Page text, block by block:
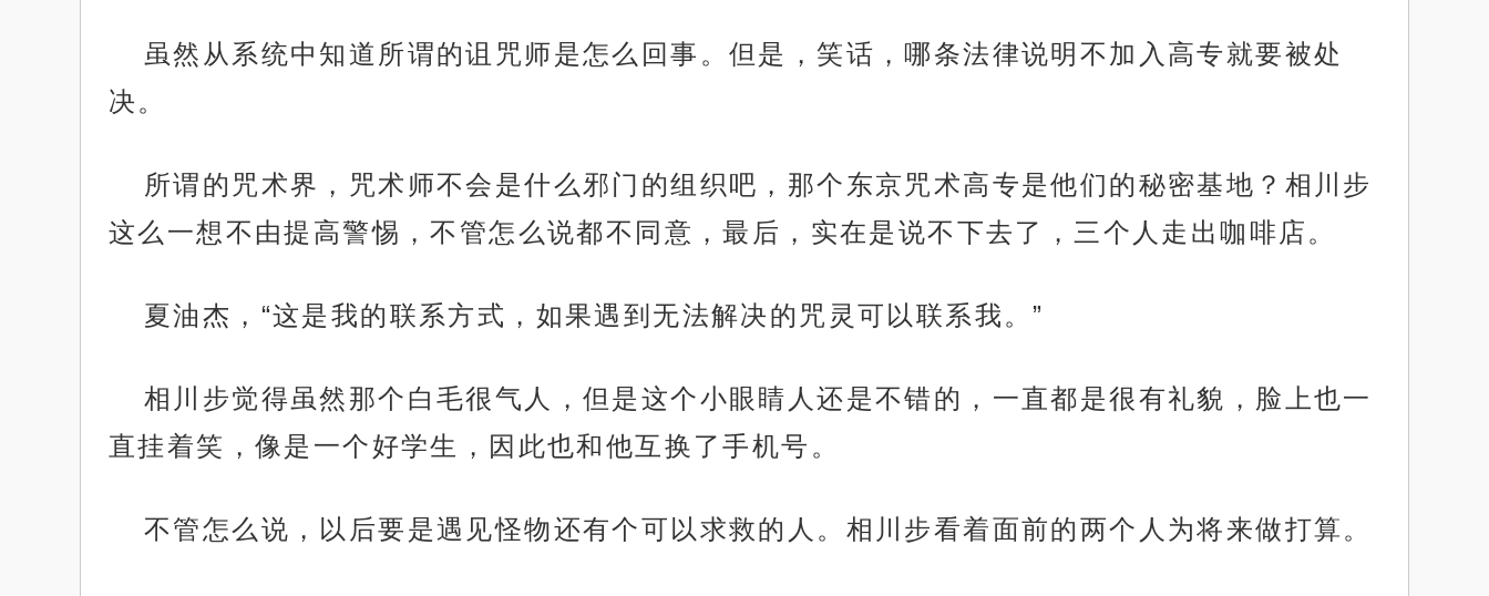
虽然从系统中知道所谓的诅咒师是怎么回事。但是，笑话，哪条法律说明不加入高专就要被处
决。
所谓的咒术界，咒术师不会是什么邪门的组织吧，那个东京咒术高专是他们的秘密基地？相川步
这么一想不由提高警惕，不管怎么说都不同意，最后，实在是说不下去了，三个人走出咖啡店。
夏油杰，“这是我的联系方式，如果遇到无法解决的咒灵可以联系我。”
相川步觉得虽然那个白毛很气人，但是这个小眼睛人还是不错的，一直都是很有礼貌，脸上也一
直挂着笑，像是一个好学生，因此也和他互换了手机号。
不管怎么说，以后要是遇见怪物还有个可以求救的人。相川步看着面前的两个人为将来做打算。